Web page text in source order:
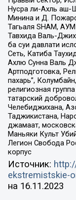
Нусра ли-Ахль аш-
Минина и Д.
Тагьаля SHAM,
Тавхида Валь-
ба суи давлати
Сеть, Катиба
Ахлю Сунна Валь
Артподготовка,
пахарь”,
религиозная
татарский
Челебиджихана,
Таджикистана,
джамаат,
Маньяки Культ
Легион Свобода
корпус
Источник:
ekstremistskie-
на 16.11.2023